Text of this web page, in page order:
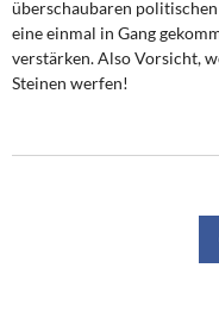
überschaubaren
eine einmal in Gang
verstärken. Also Vorsicht,
Steinen werfen!